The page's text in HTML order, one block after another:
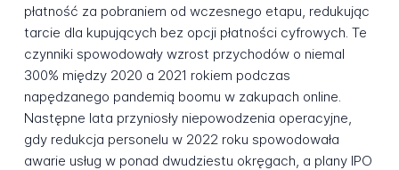
płatność za pobraniem od wczesnego etapu, redukując
tarcie dla kupujących bez opcji płatności cyfrowych. Te
czynniki spowodowały wzrost przychodów o niemal
300% między 2020 a 2021 rokiem podczas
napędzanego pandemią boomu w zakupach online.
Następne lata przyniosły niepowodzenia operacyjne,
gdy redukcja personelu w 2022 roku spowodowała
awarie usług w ponad dwudziestu okręgach, a plany IPO